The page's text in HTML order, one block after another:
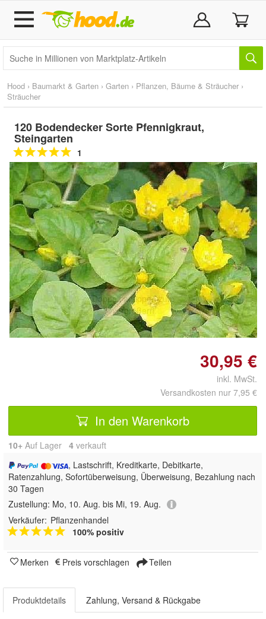
Hood › Baumarkt & Garten › Garten › Pflanzen, Bäume & Sträucher ›
Sträucher
120 Bodendecker Sorte Pfennigkraut,
Steingarten
1
Doppelt antippen zum
vergrößern
30,95 €
inkl. MwSt.
Versandkosten nur 7,95 €
In den Warenkorb
10+ Auf Lager 4 verkauft
, Lastschrift, Kreditkarte, Debitkarte,
Ratenzahlung, Sofortüberweisung, Überweisung, Bezahlung nach
30 Tagen
Zustellung: Mo, 10. Aug. bis Mi, 19. Aug.
Verkäufer: Pflanzenhandel
100% positiv
Merken Preis vorschlagen Teilen
Produktdetails Zahlung, Versand & Rückgabe